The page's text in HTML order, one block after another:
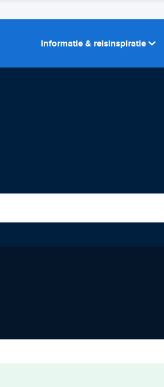
Informatie & reisinspiratie